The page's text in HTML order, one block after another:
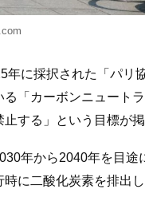
年に採択された「パリ
「カーボンニュート
する」という目標が掲
年から2040年を目
に二酸化炭素を排出